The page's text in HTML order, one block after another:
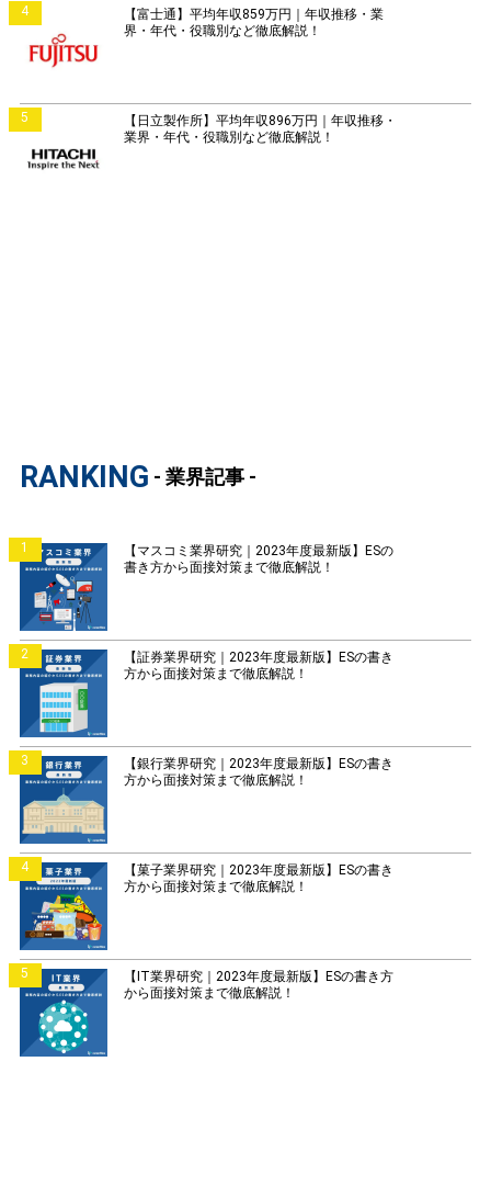
4
【富士通】平均年収859万円｜年収推移・業
界・年代・役職別など徹底解説！
5
【日立製作所】平均年収896万円｜年収推移・
業界・年代・役職別など徹底解説！
RANKING - 業界記事 -
1
【マスコミ業界研究｜2023年度最新版】ESの
書き方から面接対策まで徹底解説！
2
【証券業界研究｜2023年度最新版】ESの書き
方から面接対策まで徹底解説！
3
【銀行業界研究｜2023年度最新版】ESの書き
方から面接対策まで徹底解説！
4
【菓子業界研究｜2023年度最新版】ESの書き
方から面接対策まで徹底解説！
5
【IT業界研究｜2023年度最新版】ESの書き方
から面接対策まで徹底解説！